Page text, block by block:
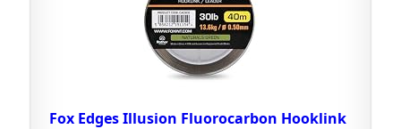
Fox Edges Illusion Fluorocarbon Hooklink